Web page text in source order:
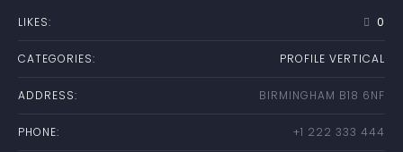
LIKES: 0
CATEGORIES: PROFILE VERTICAL
ADDRESS: BIRMINGHAM B18 6NF
PHONE: +1 222 333 444